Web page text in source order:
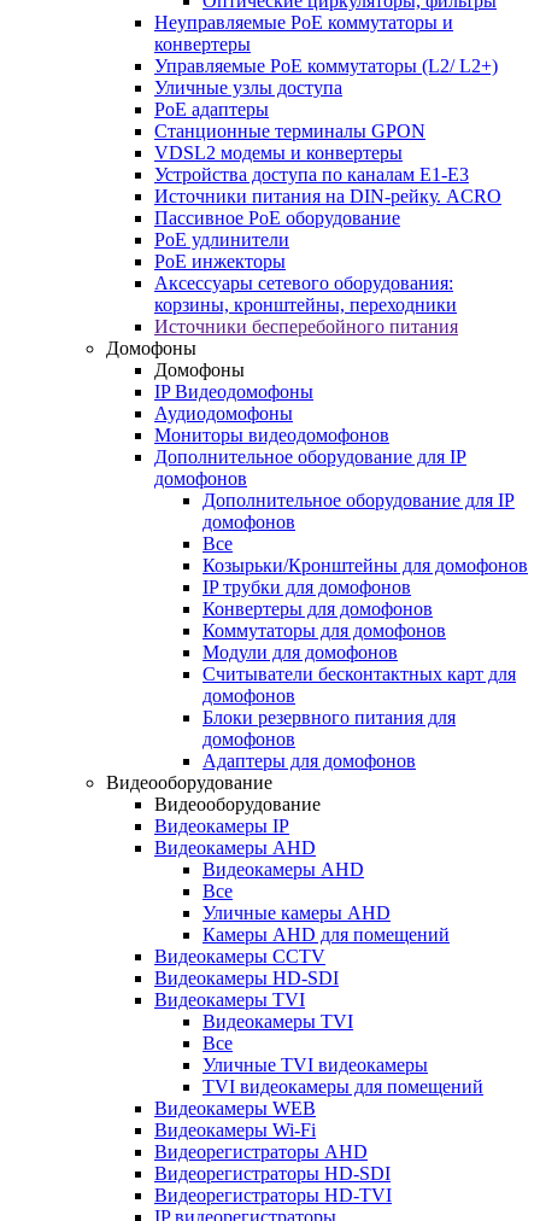
Неуправляемые PoE коммутаторы и
конвертеры
Управляемые PoE коммутаторы (L2/ L2+)
Уличные узлы доступа
PoE адаптеры
Станционные терминалы GPON
VDSL2 модемы и конвертеры
Устройства доступа по каналам E1-E3
Источники питания на DIN-рейку. ACRO
Пассивное PoE оборудование
PoE удлинители
PoE инжекторы
Аксессуары сетевого оборудования:
корзины, кронштейны, переходники
Источники бесперебойного питания
Домофоны
Домофоны
IP Видеодомофоны
Аудиодомофоны
Мониторы видеодомофонов
Дополнительное оборудование для IP
домофонов
Дополнительное оборудование для IP
домофонов
Все
Козырьки/Кронштейны для домофонов
IP трубки для домофонов
Конвертеры для домофонов
Коммутаторы для домофонов
Модули для домофонов
Считыватели бесконтактных карт для
домофонов
Блоки резервного питания для
домофонов
Адаптеры для домофонов
Видеооборудование
Видеооборудование
Видеокамеры IP
Видеокамеры AHD
Видеокамеры AHD
Все
Уличные камеры AHD
Камеры AHD для помещений
Видеокамеры CCTV
Видеокамеры HD-SDI
Видеокамеры TVI
Видеокамеры TVI
Все
Уличные TVI видеокамеры
TVI видеокамеры для помещений
Видеокамеры WEB
Видеокамеры Wi-Fi
Видеорегистраторы AHD
Видеорегистраторы HD-SDI
Видеорегистраторы HD-TVI
IP видеорегистраторы